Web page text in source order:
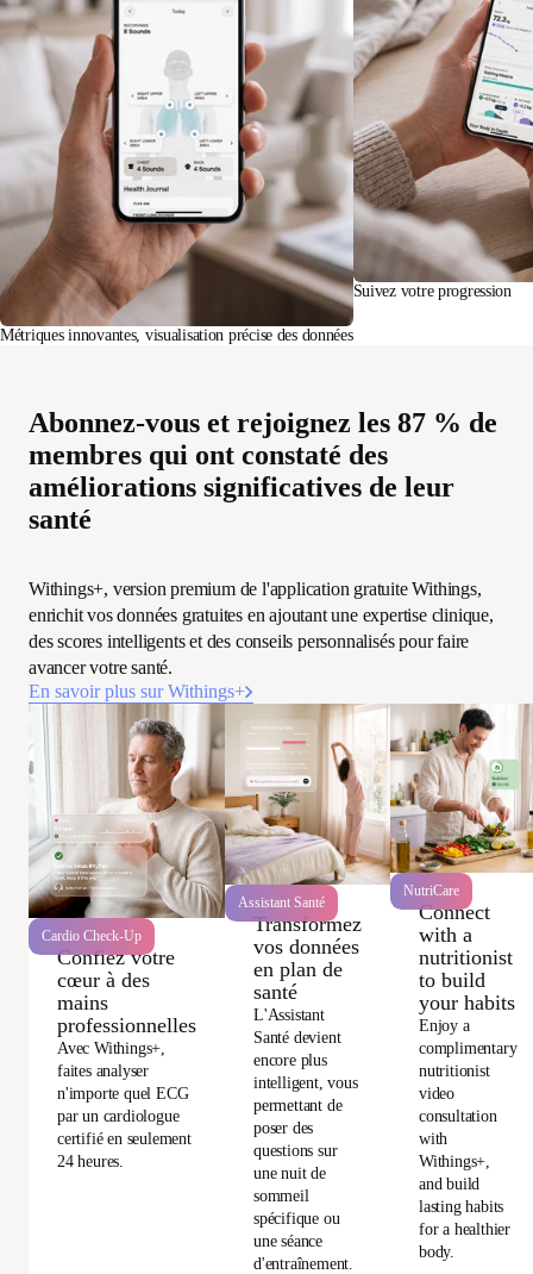
Métriques innovantes, visualisation précise des données
Suivez votre progression
Abonnez-vous et rejoignez les 87 % de
membres qui ont constaté des
améliorations significatives de leur
santé
Withings+, version premium de l'application gratuite Withings,
enrichit vos données gratuites en ajoutant une expertise clinique,
des scores intelligents et des conseils personnalisés pour faire
avancer votre santé.
En savoir plus sur Withings+
Cardio Check-Up
Confiez votre
cœur à des
mains
professionnelles
Avec Withings+,
faites analyser
n'importe quel ECG
par un cardiologue
certifié en seulement
24 heures.
Assistant Santé
Transformez
vos données
en plan de
santé
L'Assistant
Santé devient
encore plus
intelligent, vous
permettant de
poser des
questions sur
une nuit de
sommeil
spécifique ou
une séance
d'entraînement.
NutriCare
Connect
with a
nutritionist
to build
your habits
Enjoy a
complimentary
nutritionist
video
consultation
with
Withings+,
and build
lasting habits
for a healthier
body.